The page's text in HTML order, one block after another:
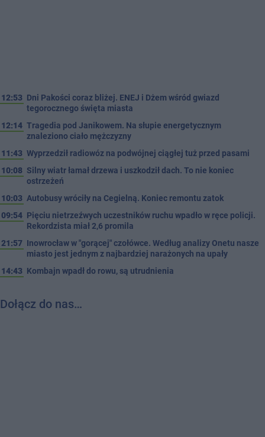
12:53 Dni Pakości coraz bliżej. ENEJ i Dżem wśród gwiazd
tegorocznego święta miasta
12:14 Tragedia pod Janikowem. Na słupie energetycznym
znaleziono ciało mężczyzny
11:43 Wyprzedził radiowóz na podwójnej ciągłej tuż przed pasami
10:08 Silny wiatr łamał drzewa i uszkodził dach. To nie koniec
ostrzeżeń
10:03 Autobusy wróciły na Cegielną. Koniec remontu zatok
09:54 Pięciu nietrzeźwych uczestników ruchu wpadło w ręce policji.
Rekordzista miał 2,6 promila
21:57 Inowrocław w "gorącej" czołówce. Według analizy Onetu nasze
miasto jest jednym z najbardziej narażonych na upały
14:43 Kombajn wpadł do rowu, są utrudnienia
Dołącz do nas…